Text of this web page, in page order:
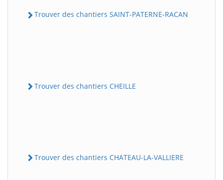
Trouver des chantiers SAINT-PATERNE-RACAN
Trouver des chantiers CHEILLE
Trouver des chantiers CHATEAU-LA-VALLIERE